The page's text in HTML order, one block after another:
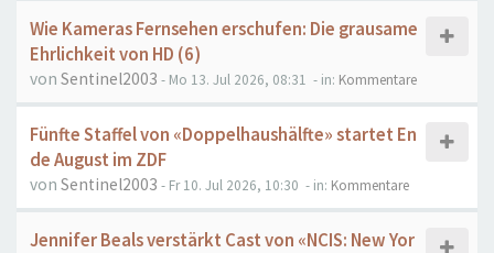
Wie Kameras Fernsehen erschufen: Die grausame
Ehrlichkeit von HD (6)
von Sentinel2003 - Mo 13. Jul 2026, 08:31 - in: Kommentare
Fünfte Staffel von «Doppelhaushälfte» startet En
de August im ZDF
von Sentinel2003 - Fr 10. Jul 2026, 10:30 - in: Kommentare
Jennifer Beals verstärkt Cast von «NCIS: New Yor